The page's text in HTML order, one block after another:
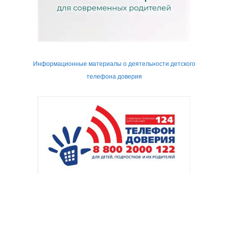
Информационные материалы о деятельности детского
телефона доверия